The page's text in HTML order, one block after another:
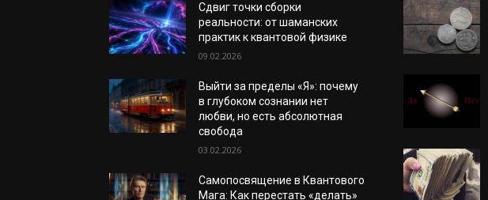
Сдвиг точки сборки
реальности: от шаманских
практик к квантовой физике
09.02.2026
Выйти за пределы «Я»: почему
в глубоком сознании нет
любви, но есть абсолютная
свобода
03.02.2026
Самопосвящение в Квантового
Мага: Как перестать «делать»